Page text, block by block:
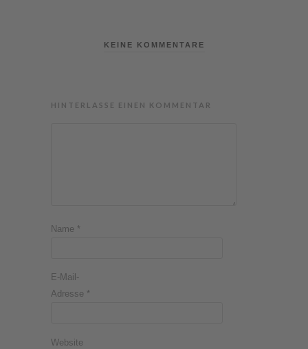
KEINE KOMMENTARE
HINTERLASSE EINEN KOMMENTAR
Name *
E-Mail-
Adresse *
Website